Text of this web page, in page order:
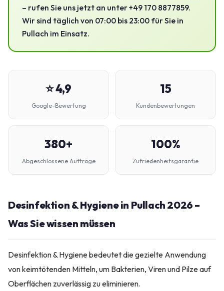
– rufen Sie uns jetzt an unter +49 170 8877859.
Wir sind täglich von 07:00 bis 23:00 für Sie in
Pullach im Einsatz.
⭐ 4,9
Google-Bewertung
15
Kundenbewertungen
380+
Abgeschlossene Aufträge
100%
Zufriedenheitsgarantie
Desinfektion & Hygiene in Pullach 2026 –
Was Sie wissen müssen
Desinfektion & Hygiene bedeutet die gezielte Anwendung
von keimtötenden Mitteln, um Bakterien, Viren und Pilze auf
Oberflächen zuverlässig zu eliminieren.